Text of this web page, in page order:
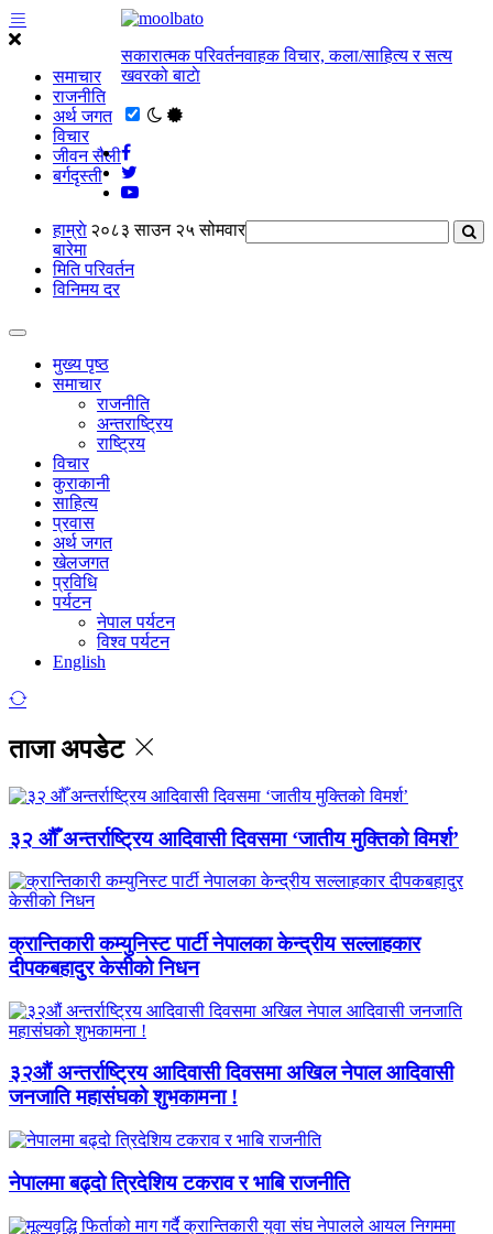
समाचार
राजनीति
अर्थ जगत
विचार
जीवन सैली
बर्गदृस्ती
सकारात्मक परिवर्तनवाहक विचार, कला/साहित्य र सत्य
खवरको बाटाे
२०८३ साउन २५ सोमवार
हाम्राे
बारेमा
मिति परिवर्तन
विनिमय दर
मुख्य पृष्ठ
समाचार
राजनीति
अन्तराष्ट्रिय
राष्ट्रिय
विचार
कुराकानी
साहित्य
प्रवास
अर्थ जगत
खेलजगत
प्रविधि
पर्यटन
नेपाल पर्यटन
विश्व पर्यटन
English
ताजा अपडेट
३२ औँ अन्तर्राष्ट्रिय आदिवासी दिवसमा ‘जातीय मुक्तिको विमर्श’
क्रान्तिकारी कम्युनिस्ट पार्टी नेपालका केन्द्रीय सल्लाहकार
दीपकबहादुर केसीको निधन
३२औं अन्तर्राष्ट्रिय आदिवासी दिवसमा अखिल नेपाल आदिवासी
जनजाति महासंघको शुभकामना !
नेपालमा बढ्दो त्रिदेशिय टकराव र भाबि राजनीति